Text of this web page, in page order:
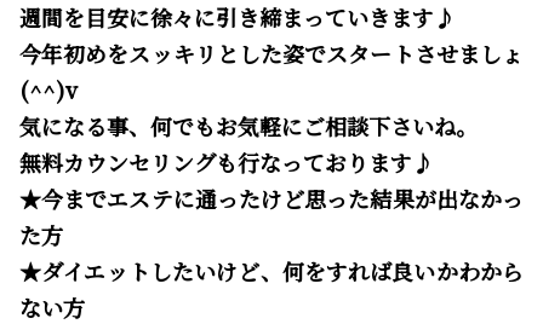
週間を目安に徐々に引き締まっていきます♪
今年初めをスッキリとした姿でスタートさせましょ
(^^)v
気になる事、何でもお気軽にご相談下さいね。
無料カウンセリングも行なっております♪
★今までエステに通ったけど思った結果が出なかっ
た方
★ダイエットしたいけど、何をすれば良いかわから
ない方